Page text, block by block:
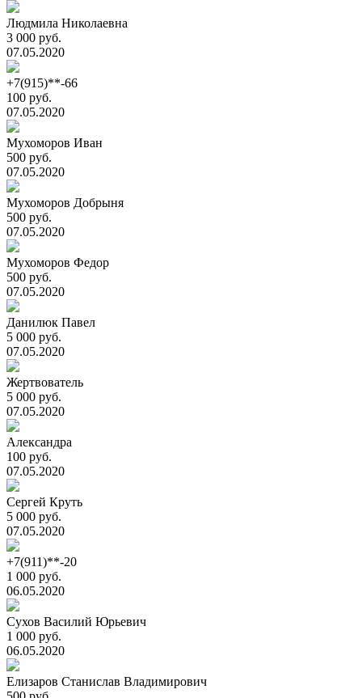
Людмила Николаевна
3 000 руб.
07.05.2020
+7(915)**-66
100 руб.
07.05.2020
Мухоморов Иван
500 руб.
07.05.2020
Мухоморов Добрыня
500 руб.
07.05.2020
Мухоморов Федор
500 руб.
07.05.2020
Данилюк Павел
5 000 руб.
07.05.2020
Жертвователь
5 000 руб.
07.05.2020
Александра
100 руб.
07.05.2020
Сергей Круть
5 000 руб.
07.05.2020
+7(911)**-20
1 000 руб.
06.05.2020
Сухов Василий Юрьевич
1 000 руб.
06.05.2020
Елизаров Станислав Владимирович